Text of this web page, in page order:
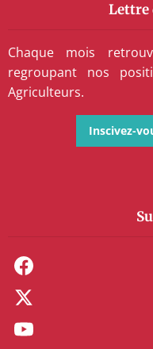
Chaque mois
regroupant nos
Agriculteurs.
Inscivez-